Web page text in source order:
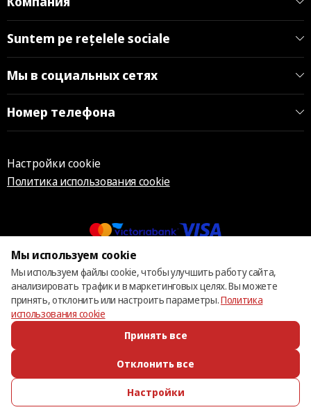
Suntem pe rețelele sociale
Мы в социальных сетях
Номер телефона
Настройки cookie
Политика использования cookie
© 2013 – 2026 ECOM
ПОЗВОНИТЬ ИЗБРАННОЕ КАТАЛОГ ВОЙТИ
Мы используем cookie
Мы используем файлы cookie, чтобы улучшить работу сайта,
анализировать трафик и в маркетинговых целях. Вы можете
принять, отклонить или настроить параметры.Политика
использования cookie
Принять все
Отклонить все
Настройки